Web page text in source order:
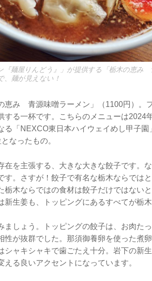
『麺屋りんどう』」が提供する「栃木の恵み
、麺が見えない！
恵み 青源味噌ラーメン」（1100円）。
する一杯です。こちらのメニューは2024
る「NEXCO東日本ハイウェイめし甲子
なったもの。
在を主張する、大きな大きな餃子です。
す。さすが！餃子で有名な栃木ならでは
栃木ならではの食材は餃子だけではない
新生姜も、トッピングにあるすべてが栃
ましょう。トッピングの餃子は、お肉た
性が抜群でした。那須御養卵を使った煮
シャキシャキで歯ごたえ十分。岩下の新
る良いアクセントになっています。